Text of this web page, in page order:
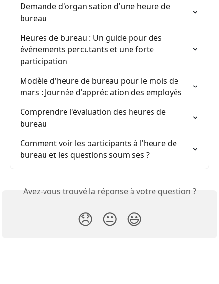
Demande d'organisation d'une heure de
bureau
Heures de bureau : Un guide pour des
événements percutants et une forte
participation
Modèle d'heure de bureau pour le mois de
mars : Journée d'appréciation des employés
Comprendre l'évaluation des heures de
bureau
Comment voir les participants à l'heure de
bureau et les questions soumises ?
Avez-vous trouvé la réponse à votre question ?
😞 😐 😃